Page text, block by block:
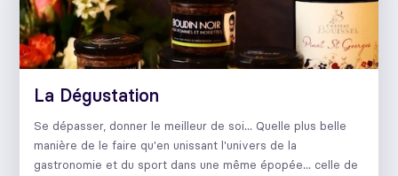
La Dégustation
Se dépasser, donner le meilleur de soi... Quelle plus belle
manière de le faire qu'en unissant l'univers de la
gastronomie et du sport dans une même épopée... celle de